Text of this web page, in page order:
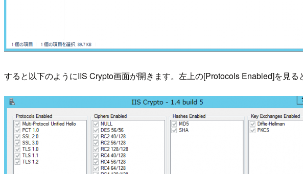
すると以下のようにIIS Crypto画面が開きます。左上の[Protocols Enabled]を見